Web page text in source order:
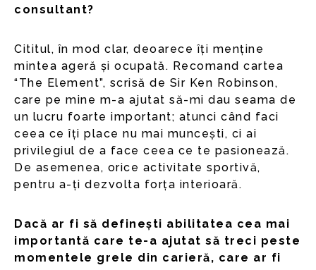
consultant?
Cititul, în mod clar, deoarece îți menține
mintea ageră și ocupată. Recomand cartea
“The Element”, scrisă de Sir Ken Robinson,
care pe mine m-a ajutat să-mi dau seama de
un lucru foarte important; atunci când faci
ceea ce îți place nu mai muncești, ci ai
privilegiul de a face ceea ce te pasionează.
De asemenea, orice activitate sportivă,
pentru a-ți dezvolta forța interioară.
Dacă ar fi să definești abilitatea cea mai
importantă care te-a ajutat să treci peste
momentele grele din carieră, care ar fi